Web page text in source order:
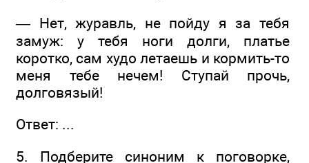
— Нет, журавль, не пойду я за тебя
замуж: у тебя ноги долги, платье
коротко, сам худо летаешь и кормить-то
меня тебе нечем! Ступай прочь,
долговязый!
Ответ: ...
5. Подберите синоним к поговорке,